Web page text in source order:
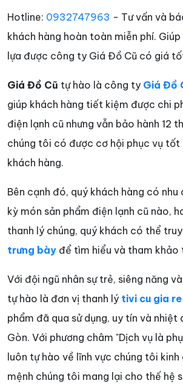
Hotline: 0932747963 - Tư vấn và
khách hàng hoàn toàn miễn phí.
lựa được công ty Giá Đồ Cũ có giá
Giá Đồ Cũ tự hào là công ty Giá Đồ
giúp khách hàng tiết kiệm được chi
điện lạnh cũ nhưng vẫn bảo hành 12
chúng tôi có được cơ hội phục vụ tốt
khách hàng.
Bên cạnh đó, quý khách hàng có
kỳ món sản phẩm điện lạnh cũ nào,
thanh lý chúng, quý khách có thể
trưng bày để tìm hiểu và tham khảo
Với đội ngũ nhân sự trẻ, siêng năng
tự hào là đơn vị thanh lý tivi cu gia re
phẩm đã qua sử dụng, uy tín và nhiệt
Gòn. Với phương châm "Dịch vụ là
luôn tự hào về lĩnh vực chúng tôi kinh
mệnh chúng tôi mang lại cho thế hệ